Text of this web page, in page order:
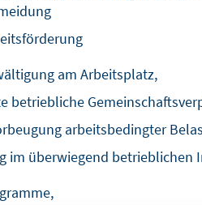
am Arbeitsplatz,
betriebliche
arbeitsbedingter
im überwiegend betrieblichen